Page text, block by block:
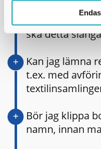
Jag har köpt
som kan
ska detta
Kan jag lämna
t.ex. med
Bör jag klippa
namn, innan